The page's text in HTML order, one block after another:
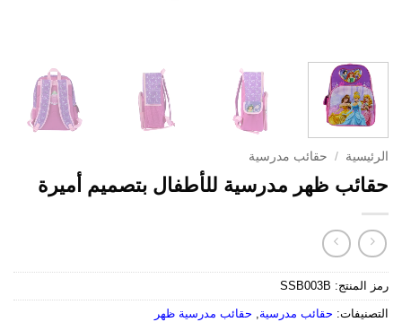
الرئيسية / حقائب مدرسية
حقائب ظهر مدرسية للأطفال بتصميم أميرة
رمز المنتج: SSB003B
التصنيفات: حقائب مدرسية, حقائب مدرسية ظهر